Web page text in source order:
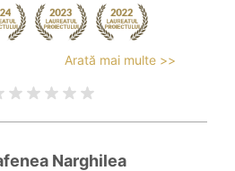
Arată mai multe >>
Narghilea